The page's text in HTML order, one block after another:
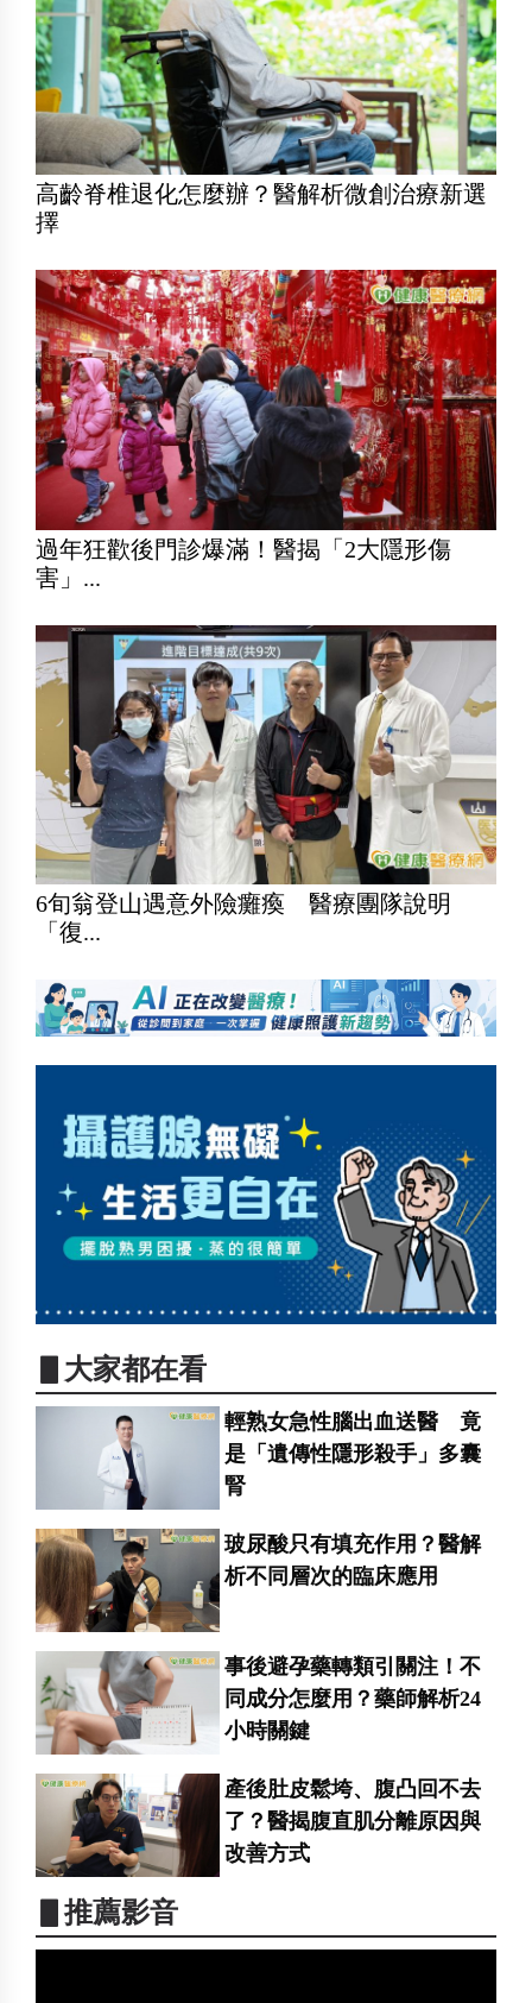
高齡脊椎退化怎麼辦？醫解析微創治療新選
擇
過年狂歡後門診爆滿！醫揭「2大隱形傷
害」...
6旬翁登山遇意外險癱瘓 醫療團隊說明
「復...
▋大家都在看
輕熟女急性腦出血送醫 竟
是「遺傳性隱形殺手」多囊
腎
玻尿酸只有填充作用？醫解
析不同層次的臨床應用
事後避孕藥轉類引關注！不
同成分怎麼用？藥師解析24
小時關鍵
產後肚皮鬆垮、腹凸回不去
了？醫揭腹直肌分離原因與
改善方式
▋推薦影音